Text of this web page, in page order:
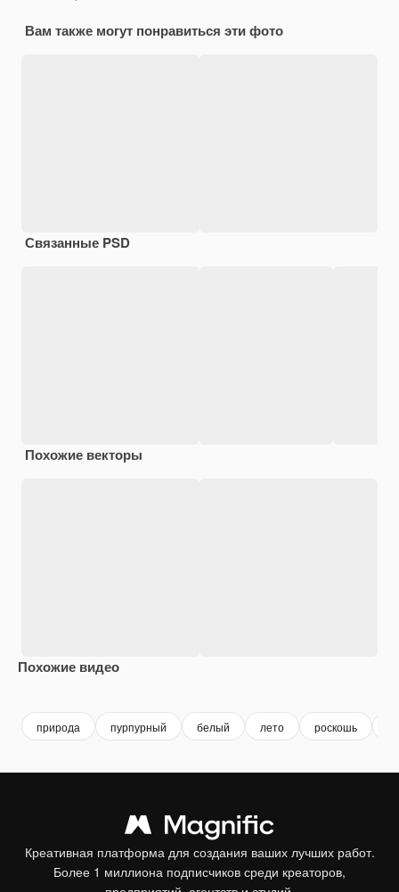
Вам также могут понравиться эти фото
Связанные PSD
Похожие векторы
Похожие видео
природа пурпурный белый лето роскошь
Креативная платформа для создания ваших лучших работ.
Более 1 миллиона подписчиков среди креаторов,